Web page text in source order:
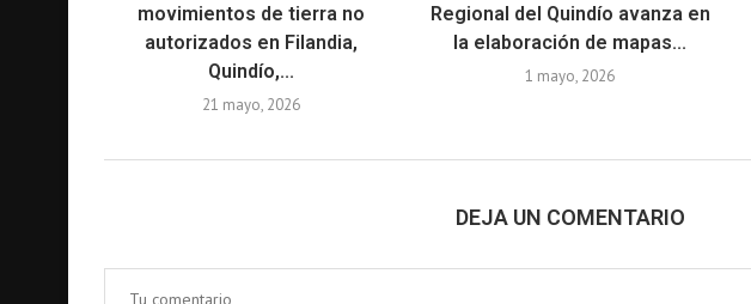
movimientos de tierra no
autorizados en Filandia,
Quindío,...
21 mayo, 2026
Regional del Quindío avanza en
la elaboración de mapas...
1 mayo, 2026
DEJA UN COMENTARIO